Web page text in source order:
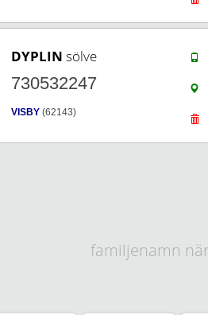
DYPLIN sölve
730532247
VISBY (62143)
familjenamn